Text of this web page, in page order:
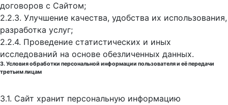
договоров с Сайтом;
2.2.3. Улучшение качества, удобства их использования,
разработка услуг;
2.2.4. Проведение статистических и иных
исследований на основе обезличенных данных.
3. Условия обработки персональной информации пользователя и её передачи
третьим лицам
3.1. Сайт хранит персональную информацию